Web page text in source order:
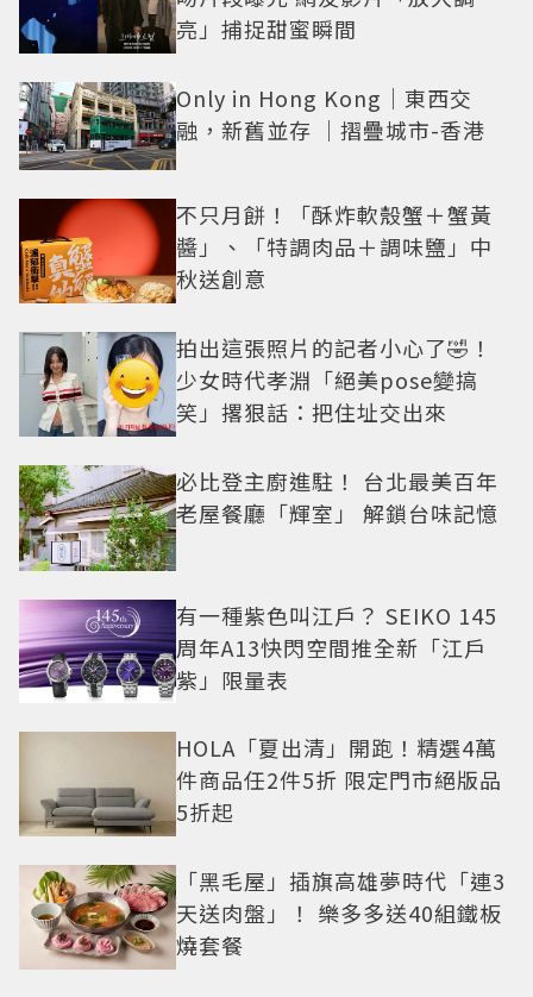
亮」捕捉甜蜜瞬間
Only in Hong Kong｜東西交
融，新舊並存 ｜摺疊城市-香港
不只月餅！「酥炸軟殼蟹＋蟹黃
醬」、「特調肉品＋調味鹽」中
秋送創意
拍出這張照片的記者小心了🤣！
少女時代孝淵「絕美pose變搞
笑」撂狠話：把住址交出來
必比登主廚進駐！ 台北最美百年
老屋餐廳「輝室」 解鎖台味記憶
有一種紫色叫江戶？ SEIKO 145
周年A13快閃空間推全新「江戶
紫」限量表
HOLA「夏出清」開跑！精選4萬
件商品任2件5折 限定門市絕版品
5折起
「黑毛屋」插旗高雄夢時代「連3
天送肉盤」！ 樂多多送40組鐵板
燒套餐